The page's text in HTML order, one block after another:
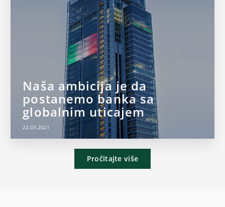
Naša ambicija je da
postanemo banka sa
globalnim uticajem
22.03.2021
Pročitajte više